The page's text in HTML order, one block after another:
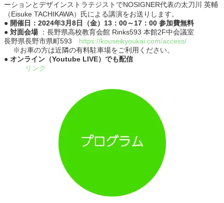
ーションとデザインストラテジストでNOSIGNER代表の太刀川 英輔
（Eisuke TACHIKAWA）氏による講演をお送りします。
● 開催日：2024年3月8日（金）13：00～17：00 参加費無料
● 対面会場 ：長野県高校教育会館 Rinks593 本館2F中会議室
長野県長野市県町593 https://kouseikyoukai.com/access/
※お車の方は近隣の有料駐車場をご利用ください。
● オンライン（Youtube LIVE）でも配信
リンク